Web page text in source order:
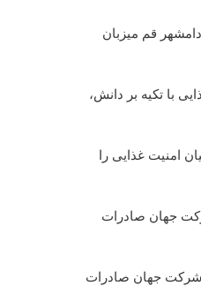
قم میزبان
با تکیه بر دانش،
امنیت غذایی را
جهان صادرات
شرکت جهان صادرات